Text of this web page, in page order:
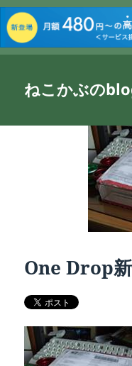
ねこかぶの
One Drop